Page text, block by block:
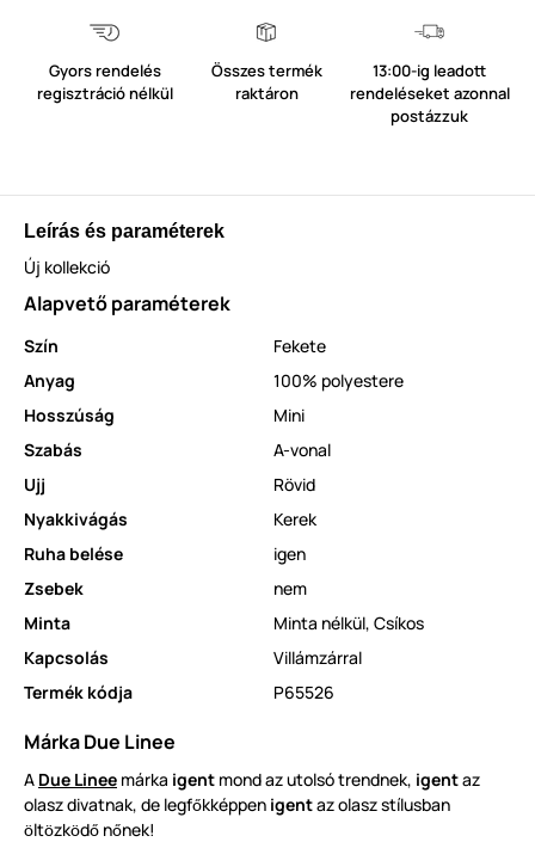
Gyors rendelés
regisztráció nélkül
Összes termék
raktáron
13:00-ig leadott
rendeléseket azonnal
postázzuk
Leírás és paraméterek
Új kollekció
Alapvető paraméterek
Szín
Fekete
Anyag
100% polyestere
Hosszúság
Mini
Szabás
A-vonal
Ujj
Rövid
Nyakkivágás
Kerek
Ruha belése
igen
Zsebek
nem
Minta
Minta nélkül, Csíkos
Kapcsolás
Villámzárral
Termék kódja
P65526
Márka Due Linee
A Due Linee márka igent mond az utolsó trendnek, igentaz
olasz divatnak, de legfőkképpen igentaz olasz stílusban
öltözködő nőnek!